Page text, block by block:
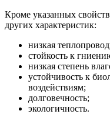
Кроме указанных
других характеристик:
низкая
стойкость к
низкая степень
устойчивость к
воздействиям;
долговечность;
экологичность.